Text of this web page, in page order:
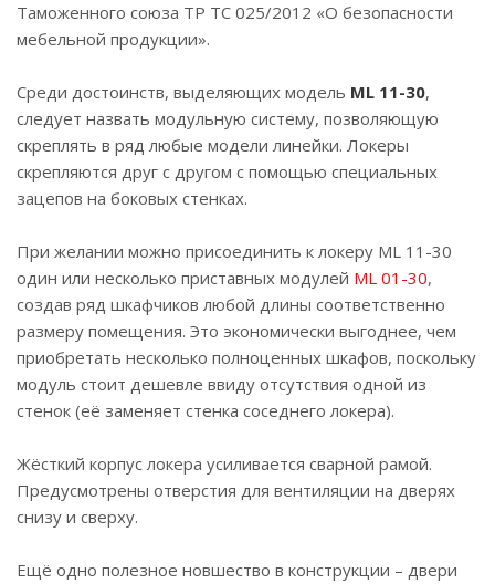
Таможенного союза ТР ТС 025/2012 «О безопасности
мебельной продукции».
Среди достоинств, выделяющих модель ML 11-30,
следует назвать модульную систему, позволяющую
скреплять в ряд любые модели линейки. Локеры
скрепляются друг с другом с помощью специальных
зацепов на боковых стенках.
При желании можно присоединить к локеру ML 11-30
один или несколько приставных модулей ML 01-30,
создав ряд шкафчиков любой длины соответственно
размеру помещения. Это экономически выгоднее, чем
приобретать несколько полноценных шкафов, поскольку
модуль стоит дешевле ввиду отсутствия одной из
стенок (её заменяет стенка соседнего локера).
Жёсткий корпус локера усиливается сварной рамой.
Предусмотрены отверстия для вентиляции на дверях
снизу и сверху.
Ещё одно полезное новшество в конструкции – двери